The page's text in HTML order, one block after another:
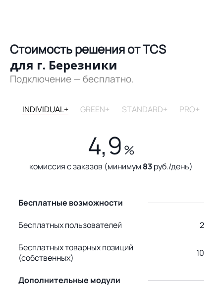
Стоимость решения от TCS
для г. Березники
Подключение — бесплатно.
INDIVIDUAL+ GREEN+ STANDARD+ PRO+
4,9 %
комиссия с заказов (минимум 83руб./день)
Бесплатные возможности
Бесплатных пользователей 2
Бесплатных товарных позиций
(собственных)
10
Дополнительные модули